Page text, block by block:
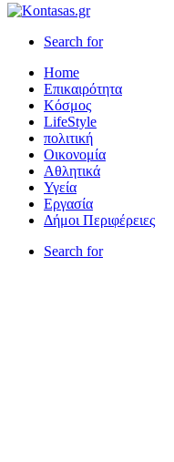
Search for
Home
Επικαιρότητα
Κόσμος
LifeStyle
πολιτική
Οικονομία
Αθλητικά
Υγεία
Εργασία
Δήμοι Περιφέρειες
Search for